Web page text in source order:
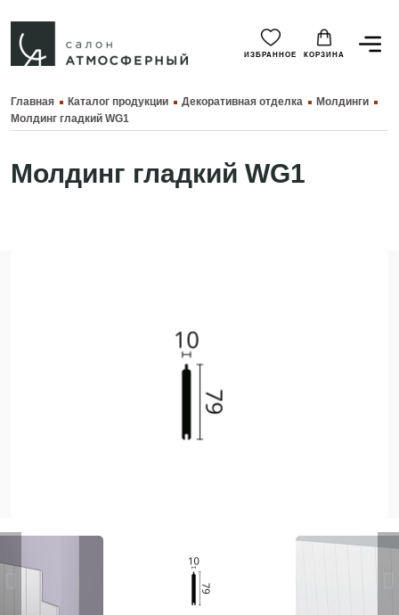
ИЗБРАННОЕ КОРЗИНА
Главная Каталог продукции Декоративная отделка
Молдинги
Молдинг гладкий WG1
Молдинг гладкий WG1